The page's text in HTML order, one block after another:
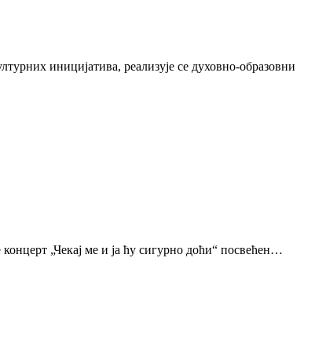
иницијатива, реализује се духовно-образовни
„Чекај ме и ја ћу сигурно доћи“ посвећен…